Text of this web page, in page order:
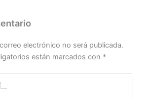
electrónico no será publicada.
están marcados con *